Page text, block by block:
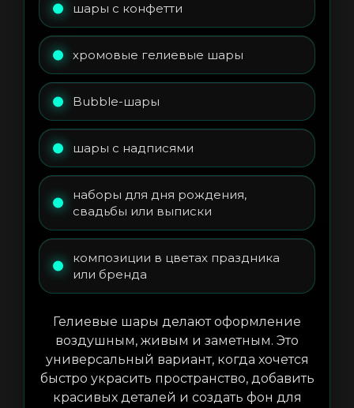
шары с конфетти
хромовые гелиевые шары
Bubble-шары
шары с надписями
наборы для дня рождения,
свадьбы или выписки
композиции в цветах праздника
или бренда
Гелиевые шары делают оформление
воздушным, живым и заметным. Это
универсальный вариант, когда хочется
быстро украсить пространство, добавить
красивых деталей и создать фон для